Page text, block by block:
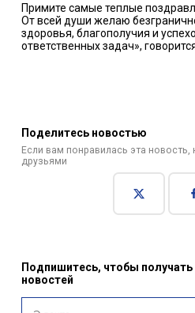
Примите самые теплые
От всей души желаю
здоровья, благополучия и
ответственных задач»,
Поделитесь новостью
Если вам понравилась эта
друзьями
Подпишитесь, чтобы
новостей